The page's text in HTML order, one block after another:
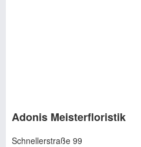
Adonis Meisterfloristik
Schnellerstraße 99